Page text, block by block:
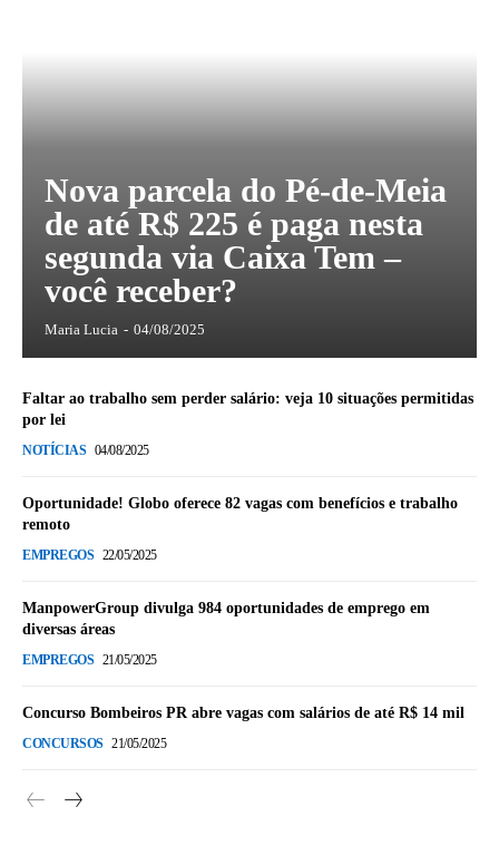
Nova parcela do Pé-de-Meia
de até R$ 225 é paga nesta
segunda via Caixa Tem –
você receber?
Maria Lucia - 04/08/2025
Faltar ao trabalho sem perder salário: veja 10 situações permitidas
por lei
NOTÍCIAS 04/08/2025
Oportunidade! Globo oferece 82 vagas com benefícios e trabalho
remoto
EMPREGOS 22/05/2025
ManpowerGroup divulga 984 oportunidades de emprego em
diversas áreas
EMPREGOS 21/05/2025
Concurso Bombeiros PR abre vagas com salários de até R$ 14 mil
CONCURSOS 21/05/2025